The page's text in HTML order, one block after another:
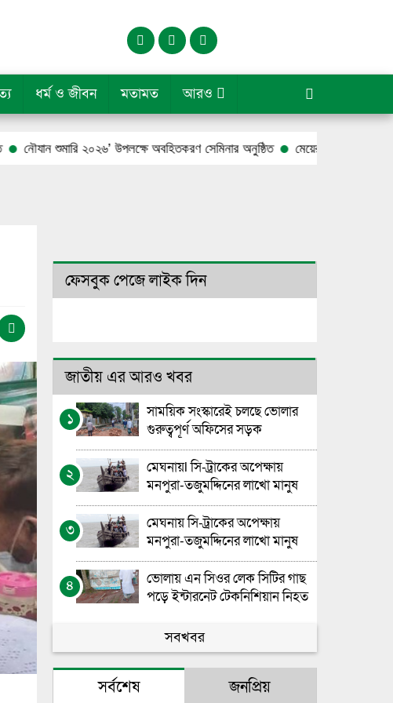
ধর্ম ও জীবন মতামত আরও
শুমারি ২০২৬’ উপলক্ষে অবহিতকরণ সেমিনার অনুষ্ঠিত মেয়ের আত্মহত্যার পর পুলিশ
ফেসবুক পেজে লাইক দিন
জাতীয় এর আরও খবর
১
সাময়িক সংস্কারেই চলছে ভোলার
গুরুত্বপূর্ণ অফিসের সড়ক
২
মেঘনায়l সি-ট্রাকের অপেক্ষায়
মনপুরা-তজুমদ্দিনের লাখো মানুষ
৩
মেঘনায় সি-ট্রাকের অপেক্ষায়
মনপুরা-তজুমদ্দিনের লাখো মানুষ
৪
ভোলায় এন সিওর লেক সিটির গাছ
পড়ে ইন্টারনেট টেকনিশিয়ান নিহত
ভোলা সরকারি মহিলা কলেজের
এইচএসসি বাংলা পরীক্ষা নিয়ে
বিভ্রান্তির অবসান
গণতন্ত্রের পথচলায় নীরব যোদ্ধাদের
সবখবর
সর্বশেষ জনপ্রিয়